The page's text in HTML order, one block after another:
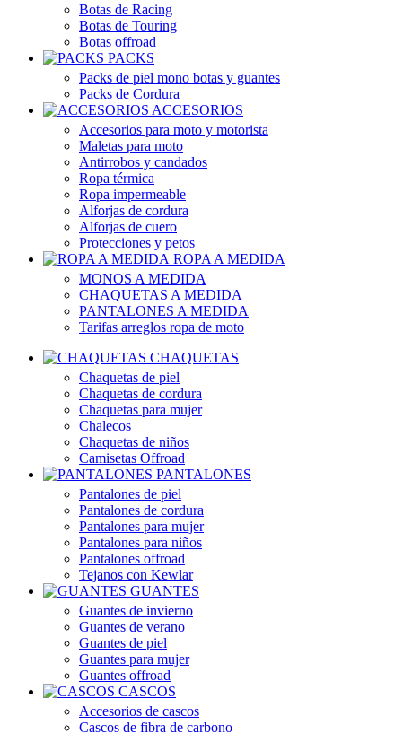
Botas de Racing
Botas de Touring
Botas offroad
PACKS
Packs de piel mono botas y guantes
Packs de Cordura
ACCESORIOS
Accesorios para moto y motorista
Maletas para moto
Antirrobos y candados
Ropa térmica
Ropa impermeable
Alforjas de cordura
Alforjas de cuero
Protecciones y petos
ROPA A MEDIDA
MONOS A MEDIDA
CHAQUETAS A MEDIDA
PANTALONES A MEDIDA
Tarifas arreglos ropa de moto
CHAQUETAS
Chaquetas de piel
Chaquetas de cordura
Chaquetas para mujer
Chalecos
Chaquetas de niños
Camisetas Offroad
PANTALONES
Pantalones de piel
Pantalones de cordura
Pantalones para mujer
Pantalones para niños
Pantalones offroad
Tejanos con Kewlar
GUANTES
Guantes de invierno
Guantes de verano
Guantes de piel
Guantes para mujer
Guantes offroad
CASCOS
Accesorios de cascos
Cascos de fibra de carbono